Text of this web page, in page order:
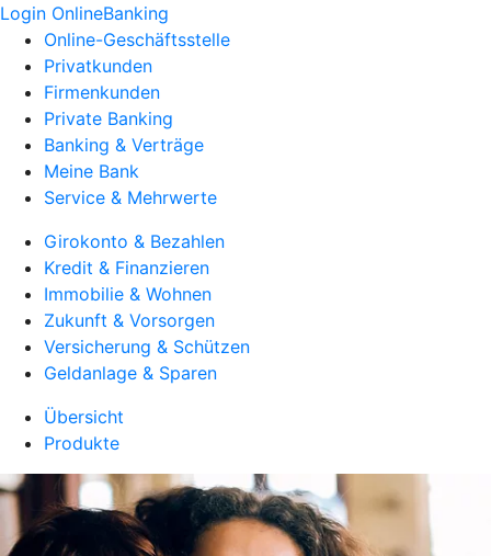
Login OnlineBanking
Online-Geschäftsstelle
Privatkunden
Firmenkunden
Private Banking
Banking & Verträge
Meine Bank
Service & Mehrwerte
Girokonto & Bezahlen
Kredit & Finanzieren
Immobilie & Wohnen
Zukunft & Vorsorgen
Versicherung & Schützen
Geldanlage & Sparen
Übersicht
Produkte